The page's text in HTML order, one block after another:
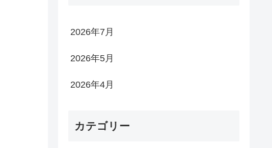
2026年7月
2026年5月
2026年4月
カテゴリー